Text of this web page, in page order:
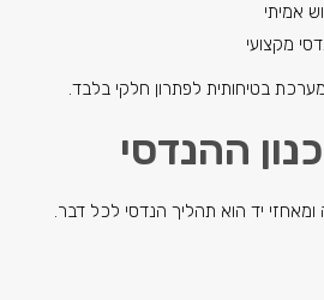
אמיתי
מקצועי
בטיחותית לפתרון חלקי בלבד.
ההנדסי
ומאחזי יד הוא תהליך הנדסי לכל דבר.